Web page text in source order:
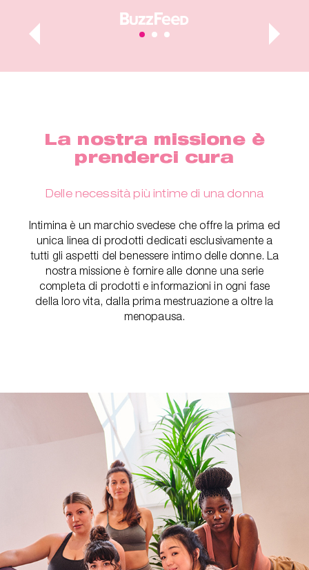
La nostra missione è
prenderci cura
Delle necessità più intime di una donna
Intimina è un marchio svedese che offre la prima ed
unica linea di prodotti dedicati esclusivamente a
tutti gli aspetti del benessere intimo delle donne. La
nostra missione è fornire alle donne una serie
completa di prodotti e informazioni in ogni fase
della loro vita, dalla prima mestruazione a oltre la
menopausa.